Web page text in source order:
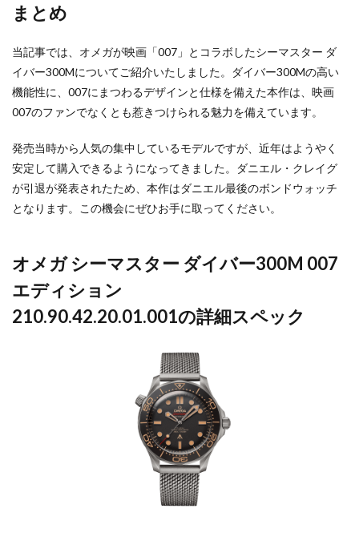
まとめ
当記事では、オメガが映画「007」とコラボしたシーマスター ダ
イバー300Mについてご紹介いたしました。ダイバー300Mの高い
機能性に、007にまつわるデザインと仕様を備えた本作は、映画
007のファンでなくとも惹きつけられる魅力を備えています。
発売当時から人気の集中しているモデルですが、近年はようやく
安定して購入できるようになってきました。ダニエル・クレイグ
が引退が発表されたため、本作はダニエル最後のボンドウォッチ
となります。この機会にぜひお手に取ってください。
オメガ シーマスター ダイバー300M 007
エディション
210.90.42.20.01.001の詳細スペック